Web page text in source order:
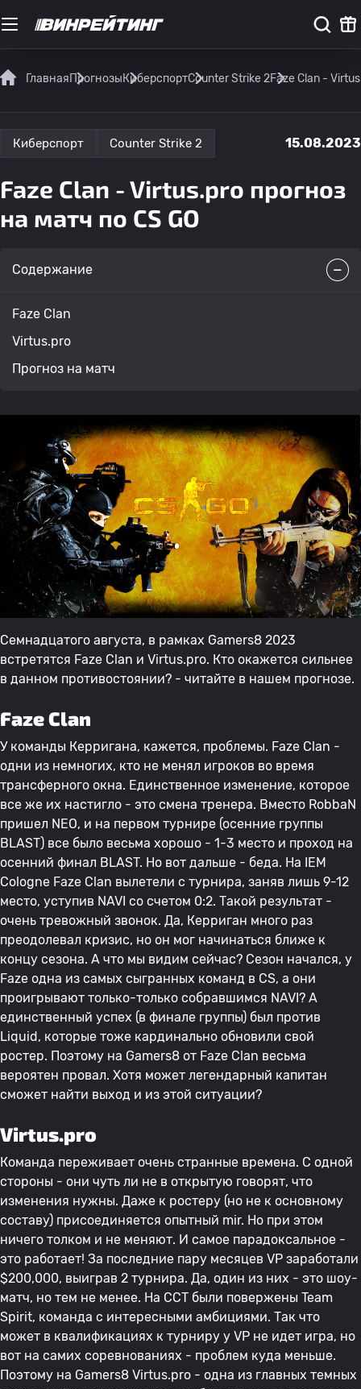
ГлавнаяПрогнозыКиберспортCounter Strike 2Faze Clan -
Киберспорт Counter Strike 2 15.08.2023
Faze Clan - Virtus.prо прогноз
на матч по CS GO
Содержание
Faze Clan
Virtus.prо
Прогноз на матч
Семнадцатого августа, в рамках Gamers8 2023
встретятся Faze Clan и Virtus.prо. Кто окажется сильнее
в данном противостоянии? - читайте в нашем прогнозе.
Faze Clan
У команды Керригана, кажется, проблемы. Faze Clan -
одни из немногих, кто не менял игроков во время
трансферного окна. Единственное изменение, которое
все же их настигло - это смена тренера. Вместо RobbaN
пришел NEO, и на первом турнире (осенние группы
BLAST) все было весьма хорошо - 1-3 место и проход на
осенний финал BLAST. Но вот дальше - беда. На IEM
Cologne Faze Clan вылетели с турнира, заняв лишь 9-12
место, уступив NAVI со счетом 0:2. Такой результат -
очень тревожный звонок. Да, Керриган много раз
преодолевал кризис, но он мог начинаться ближе к
концу сезона. А что мы видим сейчас? Сезон начался, у
Faze одна из самых сыгранных команд в CS, а они
проигрывают только-только собравшимся NAVI? А
единственный успех (в финале группы) был против
Liquid, которые тоже кардинально обновили свой
ростер. Поэтому на Gamers8 от Faze Clan весьма
вероятен провал. Хотя может легендарный капитан
сможет найти выход и из этой ситуации?
Virtus.prо
Команда переживает очень странные времена. С одной
стороны - они чуть ли не в открытую говорят, что
изменения нужны. Даже к ростеру (но не к основному
составу) присоединяется опытный mir. Но при этом
ничего толком и не меняют. И самое парадоксальное -
это работает! За последние пару месяцев VP заработали
$200,000, выиграв 2 турнира. Да, один из них - это шоу-
матч, но тем не менее. На CCT были повержены Team
Spirit, команда с интересными амбициями. Так что
может в квалификациях к турниру у VP не идет игра, но
вот на самих соревнованиях - проблем куда меньше.
Поэтому на Gamers8 Virtus.prо - одна из главных темных